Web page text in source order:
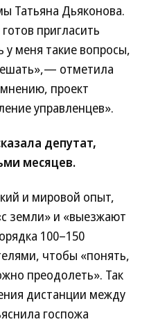
Татьяна Дьяконова.
пригласить
у меня такие вопросы,
отметила
проект
управленцев».
депутат,
месяцев.
и мировой опыт,
земли» и «выезжают
100–150
чтобы «понять,
преодолеть». Так
дистанции между
госпожа